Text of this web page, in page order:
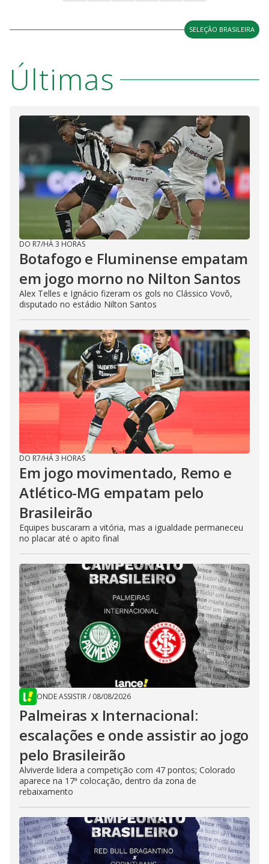
SELEÇÃO BRASILEIRA
Últimas
DO R7/HÁ 3 HORAS
Botafogo e Fluminense empatam
em jogo morno no Nilton Santos
Alex Telles e Ignácio fizeram os gols no Clássico Vovô,
disputado no estádio Nilton Santos
DO R7/HÁ 3 HORAS
Em jogo movimentado, Remo e
Atlético-MG empatam pelo
Brasileirão
Equipes buscaram a vitória, mas a igualdade permaneceu
no placar até o apito final
ONDE ASSISTIR/ 08/08/2026
Palmeiras x Internacional:
escalações e onde assistir ao jogo
pelo Brasileirão
Alviverde lidera a competição com 47 pontos; Colorado
aparece na 17ª colocação, dentro da zona de
rebaixamento